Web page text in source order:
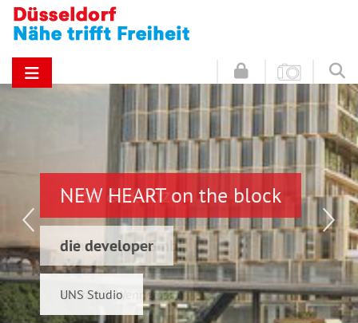
NEW HEART on the block
die developer
UNS Studio
Hinz & Kunz
Schwelmer7 GmbH
Konrad & Wennemar